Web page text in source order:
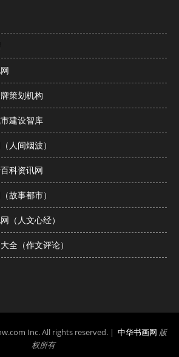
策划机构
建设智库
人间烟波）
科资讯网
故事都市）
（人文心经）
全（作文评论）
Inc. All rights reserved. | 中华书画网 版
权所有